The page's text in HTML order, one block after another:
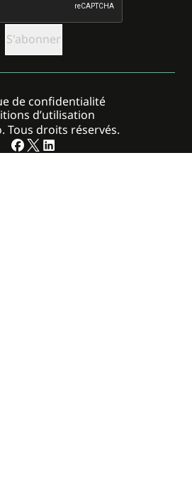
Tous droits réservés.
de confidentialité
d’utilisation